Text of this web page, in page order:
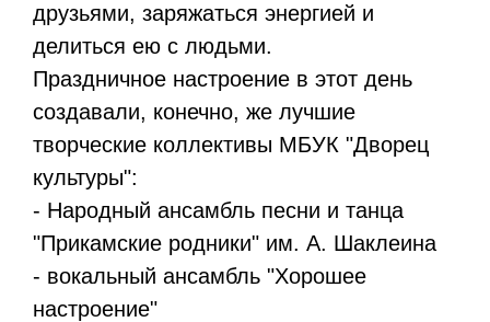
друзьями, заряжаться энергией и
делиться ею с людьми.
Праздничное настроение в этот день
создавали, конечно, же лучшие
творческие коллективы МБУК "Дворец
культуры":
- Народный ансамбль песни и танца
"Прикамские родники" им. А. Шаклеина
- вокальный ансамбль "Хорошее
настроение"